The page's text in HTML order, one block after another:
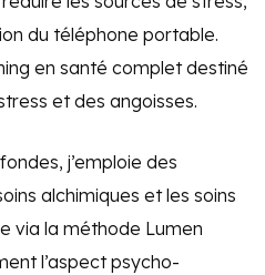
du téléphone portable.
en santé complet destiné
et des angoisses.
j’emploie des
alchimiques et les soins
via la méthode Lumen
l’aspect psycho-